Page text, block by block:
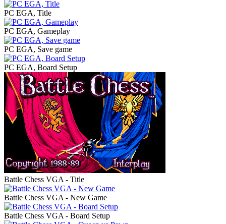
PC EGA, Title
PC EGA, Gameplay
PC EGA, Save game
PC EGA, Board Setup
Battle Chess VGA - Title
Battle Chess VGA - New Game
Battle Chess VGA - Board Setup